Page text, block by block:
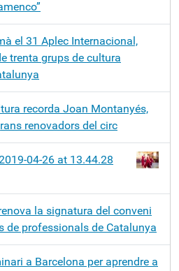
el 31 Aplec Internacional,
trenta grups de cultura
recorda Joan Montanyés,
renovadors del circ
04-26 at 13.44.28
la signatura del conveni
de professionals de Catalunya
a Barcelona per aprendre a